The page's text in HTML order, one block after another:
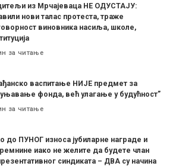
из Мрчајеваца НЕ ОДУСТАЈУ:
нови талас протеста, траже
виновника насиља, школе,
за читање
васпитање НИЈЕ предмет за
фонда, већ улагање у будућност”
за читање
до ПУНОГ износа јубиларне награде и
иако не желите да будете члан
синдиката – ДВА су начина